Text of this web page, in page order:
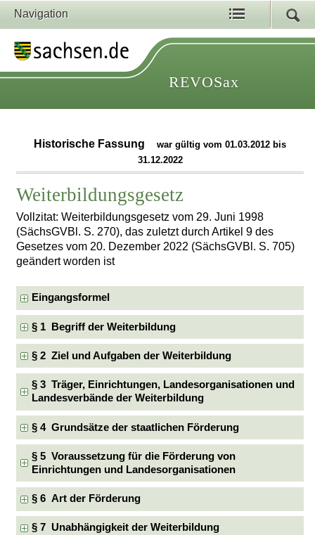
Navigation
REVOSax
Historische Fassung
war gültig vom 01.03.2012 bis
31.12.2022
Weiterbildungsgesetz
Vollzitat: Weiterbildungsgesetz vom 29. Juni 1998
(SächsGVBl. S. 270), das zuletzt durch Artikel 9 des
Gesetzes vom 20. Dezember 2022 (SächsGVBl. S. 705)
geändert worden ist
Eingangsformel
§ 1 Begriff der Weiterbildung
§ 2 Ziel und Aufgaben der Weiterbildung
§ 3 Träger, Einrichtungen, Landesorganisationen und
Landesverbände der Weiterbildung
§ 4 Grundsätze der staatlichen Förderung
§ 5 Voraussetzung für die Förderung von
Einrichtungen und Landesorganisationen
§ 6 Art der Förderung
§ 7 Unabhängigkeit der Weiterbildung